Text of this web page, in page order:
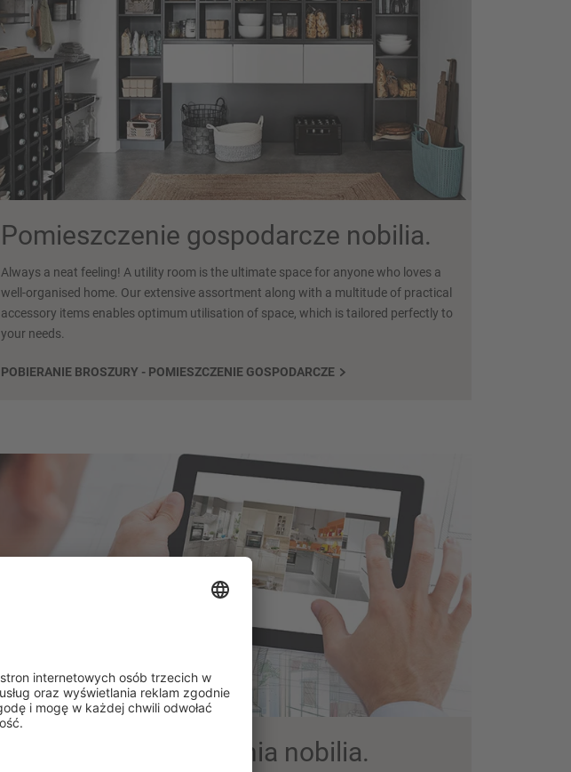
Pomieszczenie gospodarcze nobilia.
Always a neat feeling! A utility room is the ultimate space for anyone who loves a
well-organised home. Our extensive assortment along with a multitude of practical
accessory items enables optimum utilisation of space, which is tailored perfectly to
your needs.
POBIERANIE BROSZURY - POMIESZCZENIE GOSPODARCZE
Przegląd projektowania nobilia.